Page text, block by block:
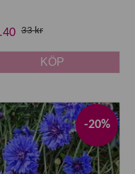
33 kr
KÖP
-20%